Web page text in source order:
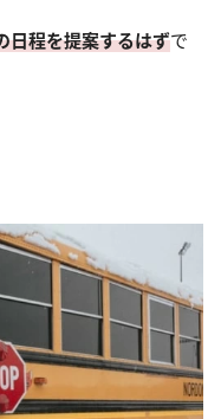
日程を提案するはずで